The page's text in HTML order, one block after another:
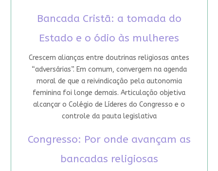
Bancada Cristã: a tomada do
Estado e o ódio às mulheres
Crescem alianças entre doutrinas religiosas antes
“adversárias”. Em comum, convergem na agenda
moral de que a reivindicação pela autonomia
feminina foi longe demais. Articulação objetiva
alcançar o Colégio de Líderes do Congresso e o
controle da pauta legislativa
Congresso: Por onde avançam as
bancadas religiosas